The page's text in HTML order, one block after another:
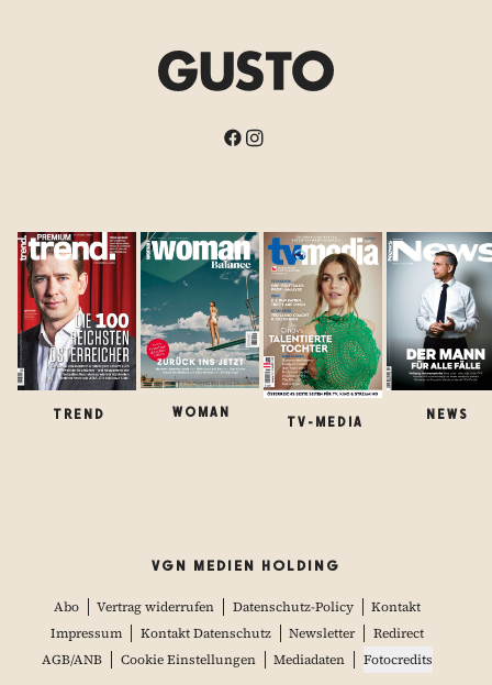
TREND WOMAN
TV-MEDIA
NEWS
VGN MEDIEN HOLDING
Abo Vertrag widerrufen Datenschutz-Policy
Kontakt
Impressum
Kontakt Datenschutz Newsletter
Redirect
AGB/ANB
Cookie Einstellungen Mediadaten Fotocredits